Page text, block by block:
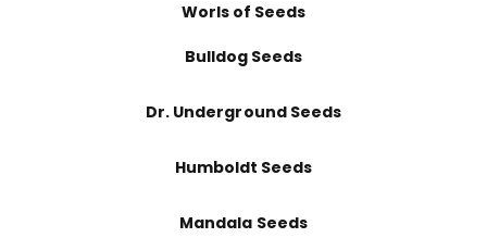
Worls of Seeds
Bulldog Seeds
Dr. Underground Seeds
Humboldt Seeds
Mandala Seeds